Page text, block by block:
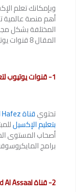
وبإمكانك تعلم
أهم منصة
المختلفة بشكل
المقال 8 قنوات يوتيوب لتعلم الإكسيل.
1- قنوات يوتيوب لتعلم الإكسيل | قناة Ahmed Hafez
تحتويقناة Ahmed Hafez
بتعليم الإكسيل
أصحاب المستوى
برامج
2- قناة Mohamed Al Assaal